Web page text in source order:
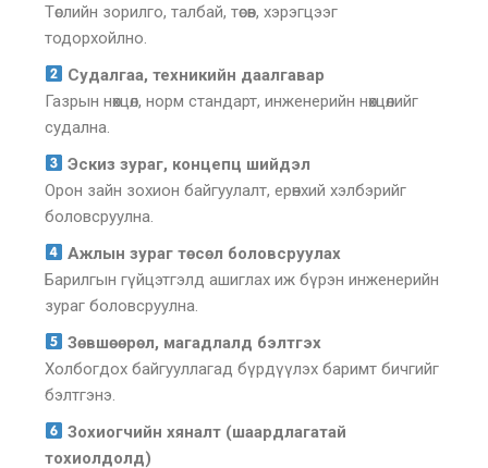
Төслийн зорилго, талбай, төсөв, хэрэгцээг
тодорхойлно.
Судалгаа, техникийн даалгавар
Газрын нөхцөл, норм стандарт, инженерийн нөхцөлийг
судална.
Эскиз зураг, концепц шийдэл
Орон зайн зохион байгуулалт, ерөнхий хэлбэрийг
боловсруулна.
Ажлын зураг төсөл боловсруулах
Барилгын гүйцэтгэлд ашиглах иж бүрэн инженерийн
зураг боловсруулна.
Зөвшөөрөл, магадлалд бэлтгэх
Холбогдох байгууллагад бүрдүүлэх баримт бичгийг
бэлтгэнэ.
Зохиогчийн хяналт (шаардлагатай
тохиолдолд)